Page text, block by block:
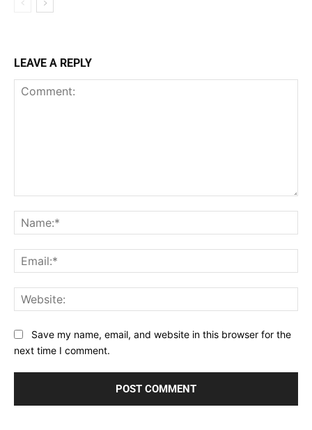
LEAVE A REPLY
Save my name, email, and website in this browser for the
next time I comment.